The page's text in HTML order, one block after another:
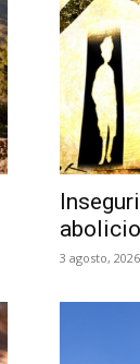
3 agosto, 2026